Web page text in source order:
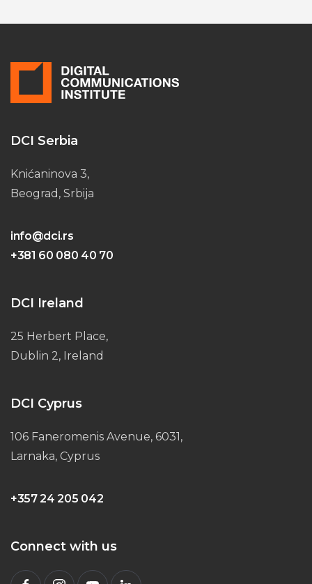
DCI Serbia
Knićaninova 3,
Beograd, Srbija
info@dci.rs
+381 60 080 40 70
DCI Ireland
25 Herbert Place,
Dublin 2, Ireland
DCI Cyprus
106 Faneromenis Avenue, 6031,
Larnaka, Cyprus
+357 24 205 042
Connect with us